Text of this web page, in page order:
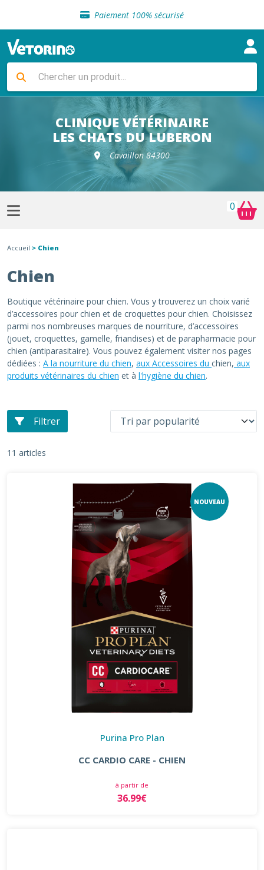
Paiement 100% sécurisé
Livraison gratuite en clinique vétérinaire
Sélection de croquettes vétérinaire
Livraison gratuite en clinique vétérinaire
Retour gratuit en clinique
Sélection de croquettes vétérinaire
CLINIQUE VÉTÉRINAIRE
LES CHATS DU LUBERON
Cavaillon 84300
0
Accueil > Chien
Chien
Boutique vétérinaire pour chien. Vous y trouverez un choix varié
d’accessoires pour chien et de croquettes pour chien. Choisissez
parmi nos nombreuses marques de nourriture, d’accessoires
(jouet, croquettes, gamelle, friandises) et de parapharmacie pour
chien (antiparasitaire). Vous pouvez également visiter nos pages
dédiées : A la nourriture du chien, aux Accessoires du chien, aux
produits vétérinaires du chien et à l'hygiène du chien.
Filtrer
11 articles
NOUVEAU
Purina Pro Plan
CC CARDIO CARE - CHIEN
à partir de
36.99€